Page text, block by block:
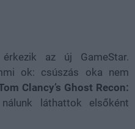
az új GameStar.
ok: csúszás oka nem
Clancy’s Ghost Recon:
láthattok elsőként